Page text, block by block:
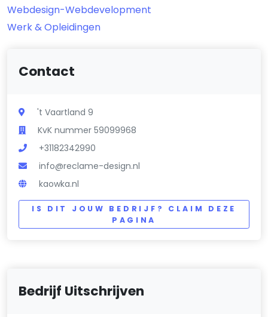
Webdesign-Webdevelopment
Werk & Opleidingen
Contact
't Vaartland 9
KvK nummer 59099968
+31182342990
info@reclame-design.nl
kaowka.nl
IS DIT JOUW BEDRIJF? CLAIM DEZE
PAGINA
Bedrijf Uitschrijven